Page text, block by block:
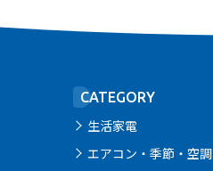
CATEGORY
生活家電
エアコン・季節・空調